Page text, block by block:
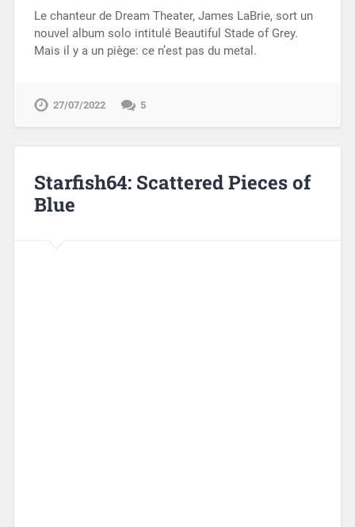
Le chanteur de Dream Theater, James LaBrie, sort un
nouvel album solo intitulé Beautiful Stade of Grey.
Mais il y a un piège: ce n’est pas du metal.
27/07/2022 5
Starfish64: Scattered Pieces of
Blue